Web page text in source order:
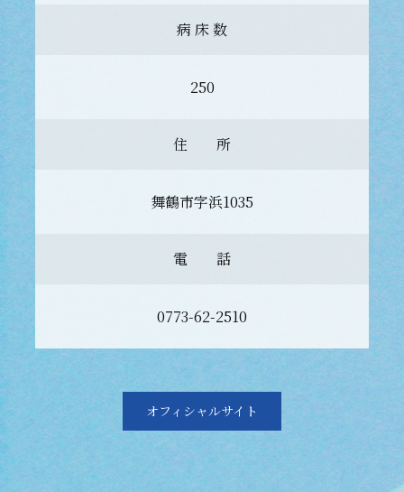
病 床 数
250
住 所
舞鶴市字浜1035
電 話
0773-62-2510
オフィシャルサイト